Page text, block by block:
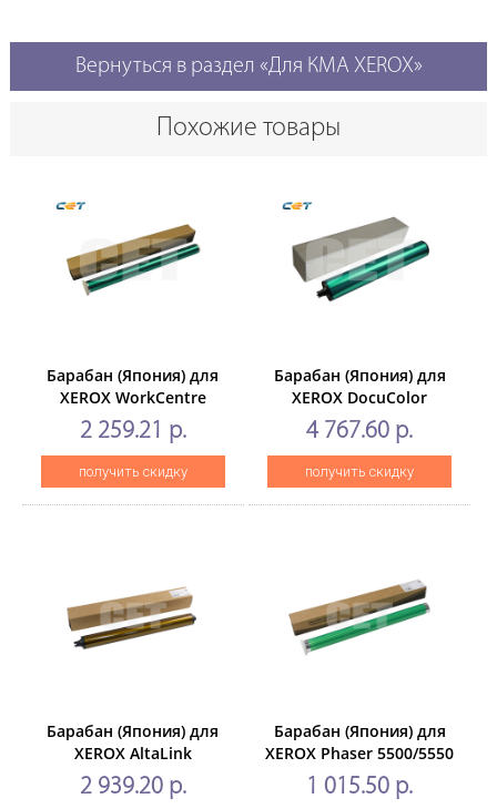
Вернуться в раздел «Для КМА XEROX»
Похожие товары
Барабан (Япония) для
XEROX WorkCentre
5325/5330/5335(CET),
60000 стр., CET7920
2 259.21 р.
получить скидку
Барабан (Япония) для
XEROX DocuColor
240/242/250/252/
7655/7665/7675/7755/7765/
(CET) Black,250000 стр.,
CET7936
4 767.60 р.
получить скидку
Барабан (Япония) для
XEROX AltaLink
B8045/8055/8075/8065(CET),
200000 стр., CET101001
2 939.20 р.
Барабан (Япония) для
XEROX Phaser 5500/5550
(CET), 50000стр.,
CET3529N
1 015.50 р.